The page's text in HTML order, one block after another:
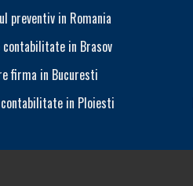
preventiv in Romania
in Brasov
firma in Bucuresti
in Ploiesti